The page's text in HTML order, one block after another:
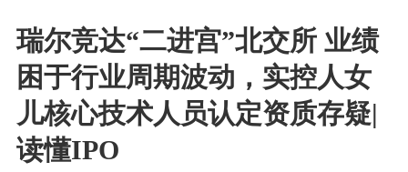
瑞尔竞达“二进宫”北交所 业绩
困于行业周期波动，实控人女
儿核心技术人员认定资质存疑|
读懂IPO